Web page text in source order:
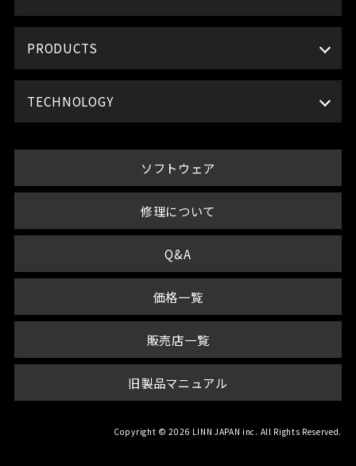
PRODUCTS
TECHNOLOGY
ソフトウェア
修理について
Q&A
価格一覧
販売店一覧
旧製品マニュアル
Copyright © 2026 LINN JAPAN inc. All Rights Reserved.